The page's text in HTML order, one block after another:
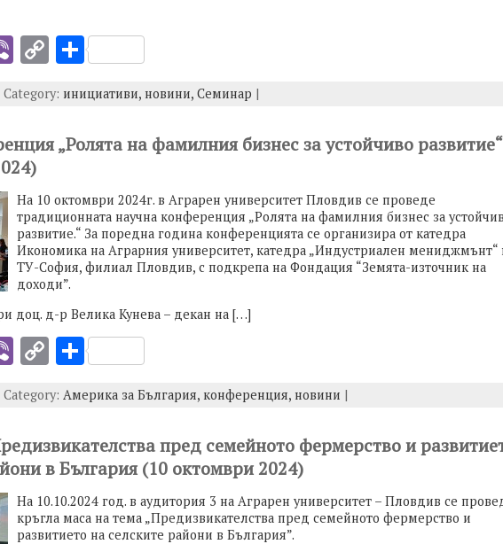
Vi
er
C
p
y
Li
n
k
S
ar
e
инициативи,новини,Семинар |
„Ролята на фамилния бизнес за устойчиво развитие“
На 10 октомври 2024г. в Аграрен университет Пловдив се проведе
традиционната научна конференция „Ролята на фамилния бизнес за
развитие.“ За поредна година конференцията се организира от катедра
Икономика на Аграрния университет, катедра „Индустриален мениджмънт“
ТУ-София, филиал Пловдив, с подкрепа на Фондация “Земята-източник на
доходи”.
доц. д-р Велика Кунева – декан на […]
Vi
er
C
p
y
Li
n
k
S
ar
e
Америка за България, конференция,новини |
пред семейното фермерство и
в България (10 октомври 2024)
На 10.10.2024 год. в аудитория 3 на Аграрен университет – Пловдив се
кръгла маса на тема „Предизвикателства пред семейното фермерство и
развитието на селските райони в България”.